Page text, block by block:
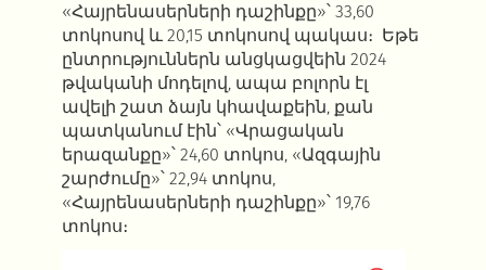
«Հայրենասերների դաշինքը»՝ 33,60
տոկոսով և 20,15 տոկոսով պակաս։ Եթե
ընտրություններն անցկացվեին 2024
թվականի մոդելով, ապա բոլորն էլ
ավելի շատ ձայն կհավաքեին, քան
պատկանում էին՝ «Վրացական
երազանքը»՝ 24,60 տոկոս, «Ազգային
շարժումը»՝ 22,94 տոկոս,
«Հայրենասերների դաշինքը»՝ 19,76
տոկոս։